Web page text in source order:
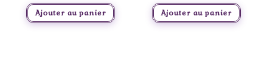
Ajouter au panier Ajouter au panier